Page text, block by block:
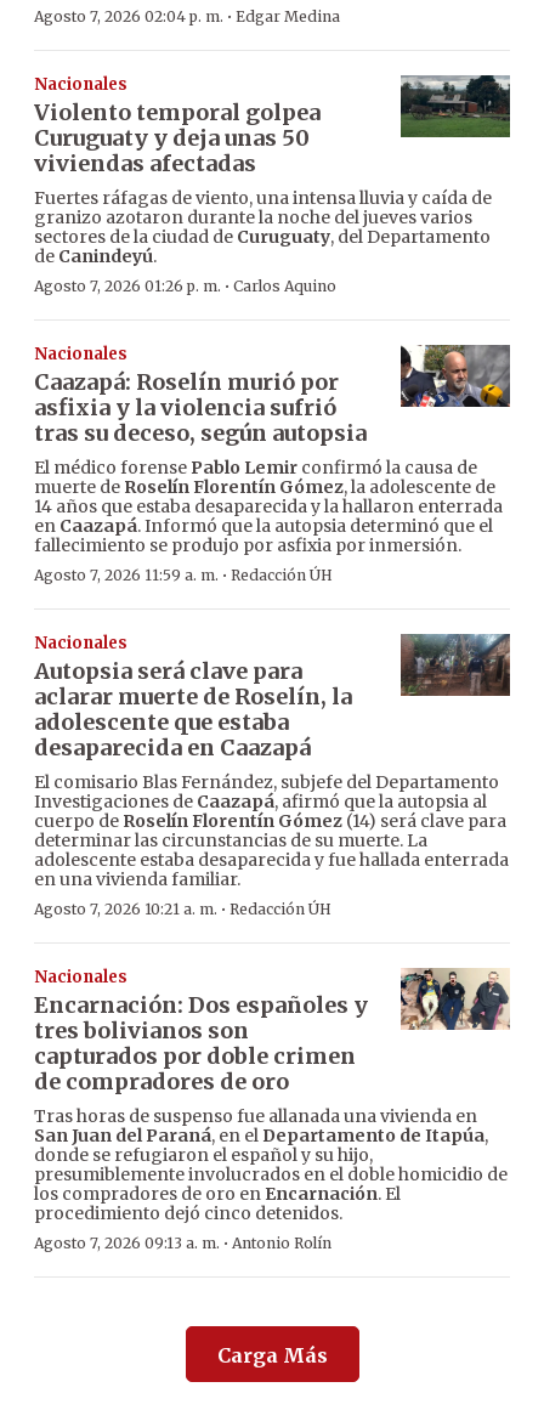
Agosto 7, 2026 02:04 p. m. · Edgar Medina
Nacionales
Violento temporal golpea
Curuguaty y deja unas 50
viviendas afectadas
Fuertes ráfagas de viento, una intensa lluvia y caída de
granizo azotaron durante la noche del jueves varios
sectores de la ciudad de Curuguaty, del Departamento
de Canindeyú.
Agosto 7, 2026 01:26 p. m. · Carlos Aquino
Nacionales
Caazapá: Roselín murió por
asfixia y la violencia sufrió
tras su deceso, según autopsia
El médico forense Pablo Lemir confirmó la causa de
muerte de Roselín Florentín Gómez, la adolescente de
14 años que estaba desaparecida y la hallaron enterrada
en Caazapá. Informó que la autopsia determinó que el
fallecimiento se produjo por asfixia por inmersión.
Agosto 7, 2026 11:59 a. m. · Redacción ÚH
Nacionales
Autopsia será clave para
aclarar muerte de Roselín, la
adolescente que estaba
desaparecida en Caazapá
El comisario Blas Fernández, subjefe del Departamento
Investigaciones de Caazapá, afirmó que la autopsia al
cuerpo de Roselín Florentín Gómez (14) será clave para
determinar las circunstancias de su muerte. La
adolescente estaba desaparecida y fue hallada enterrada
en una vivienda familiar.
Agosto 7, 2026 10:21 a. m. · Redacción ÚH
Nacionales
Encarnación: Dos españoles y
tres bolivianos son
capturados por doble crimen
de compradores de oro
Tras horas de suspenso fue allanada una vivienda en
San Juan del Paraná, en el Departamento de Itapúa,
donde se refugiaron el español y su hijo,
presumiblemente involucrados en el doble homicidio de
los compradores de oro en Encarnación. El
procedimiento dejó cinco detenidos.
Agosto 7, 2026 09:13 a. m. · Antonio Rolín
Carga Más